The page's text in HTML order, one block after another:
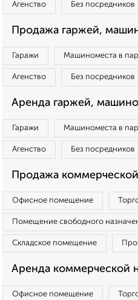
Агенство Без посредников
Продажа гаржей,
Гаражи Машиноместа в
Агенство Без посредников
Аренда гаржей,
Гаражи Машиноместа в
Агенство Без посредников
Продажа
Офисное помещение
Помещение свободного
Складское помещение
Аренда коммерческой
Офисное помещение